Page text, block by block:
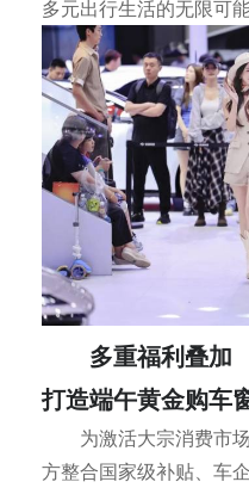
多元出行生活的无限可能
多重福利叠加
打造端午黄金购车
为激活大宗消费市
方整合国家级补贴、车